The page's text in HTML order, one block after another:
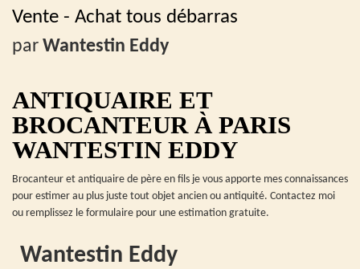
Vente - Achat tous débarras
par Wantestin Eddy
ANTIQUAIRE ET
BROCANTEUR À PARIS
WANTESTIN EDDY
Brocanteur et antiquaire de père en fils je vous apporte mes connaissances
pour estimer au plus juste tout objet ancien ou antiquité. Contactez moi
ou remplissez le formulaire pour une estimation gratuite.
Wantestin Eddy